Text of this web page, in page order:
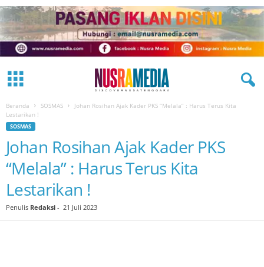
Beranda SOSMAS
Johan Rosihan Ajak Kader PKS “Melala” : Harus Terus Kita
Lestarikan !
SOSMAS
Johan Rosihan Ajak Kader PKS
“Melala” : Harus Terus Kita
Lestarikan !
Penulis Redaksi - 21 Juli 2023